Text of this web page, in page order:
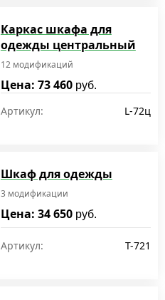
Каркас шкафа для
одежды центральный
12 модификаций
Цена: 73 460 руб.
Артикул: L-72ц
Шкаф для одежды
3 модификации
Цена: 34 650 руб.
Артикул: T-721